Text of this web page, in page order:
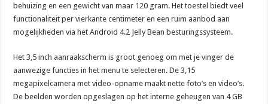
behuizing en een gewicht van maar 120 gram. Het toestel biedt veel
functionaliteit per vierkante centimeter en een ruim aanbod aan
mogelijkheden via het Android 4.2 Jelly Bean besturingssysteem.
Het 3,5 inch aanraakscherm is groot genoeg om met je vinger de
aanwezige functies in het menu te selecteren. De 3,15
megapixelcamera met video-opname maakt nette foto’s en video’s.
De beelden worden opgeslagen op het interne geheugen van 4 GB